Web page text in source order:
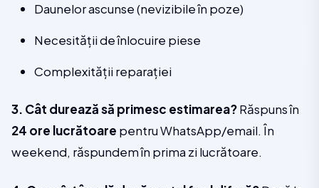
Daunelor ascunse (nevizibile în poze)
Necesității de înlocuire piese
Complexității reparației
3. Cât durează să primesc estimarea?Răspuns în
24 ore lucrătoare pentru WhatsApp/email. În
weekend, răspundem în prima zi lucrătoare.